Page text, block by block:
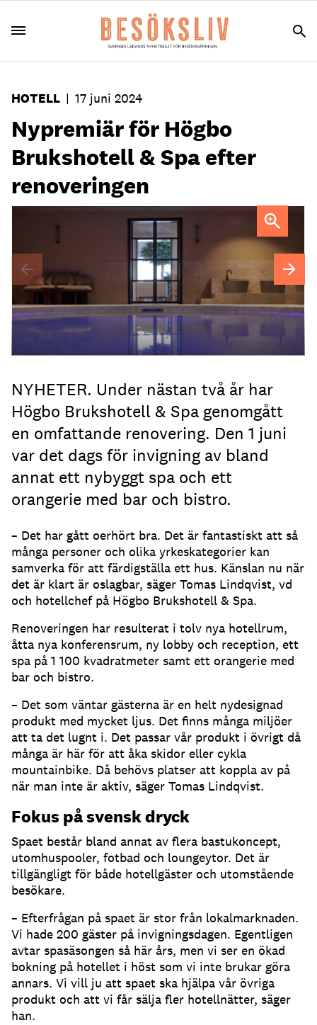
HOTELL | 17 juni 2024
Nypremiär för Högbo
Brukshotell & Spa efter
renoveringen
FOTO: Högbo Brukshotell & Spa
NYHETER. Under nästan två år har
Högbo Brukshotell & Spa genomgått
en omfattande renovering. Den 1 juni
var det dags för invigning av bland
annat ett nybyggt spa och ett
orangerie med bar och bistro.
– Det har gått oerhört bra. Det är fantastiskt att så
många personer och olika yrkeskategorier kan
samverka för att färdigställa ett hus. Känslan nu när
det är klart är oslagbar, säger Tomas Lindqvist, vd
och hotellchef på Högbo Brukshotell & Spa.
Renoveringen har resulterat i tolv nya hotellrum,
åtta nya konferensrum, ny lobby och reception, ett
spa på 1 100 kvadratmeter samt ett orangerie med
bar och bistro.
– Det som väntar gästerna är en helt nydesignad
produkt med mycket ljus. Det finns många miljöer
att ta det lugnt i. Det passar vår produkt i övrigt då
många är här för att åka skidor eller cykla
mountainbike. Då behövs platser att koppla av på
när man inte är aktiv, säger Tomas Lindqvist.
Fokus på svensk dryck
Spaet består bland annat av flera bastukoncept,
utomhuspooler, fotbad och loungeytor. Det är
tillgängligt för både hotellgäster och utomstående
besökare.
– Efterfrågan på spaet är stor från lokalmarknaden.
Vi hade 200 gäster på invigningsdagen. Egentligen
avtar spasäsongen så här års, men vi ser en ökad
bokning på hotellet i höst som vi inte brukar göra
annars. Vi vill ju att spaet ska hjälpa vår övriga
produkt och att vi får sälja fler hotellnätter, säger
han.